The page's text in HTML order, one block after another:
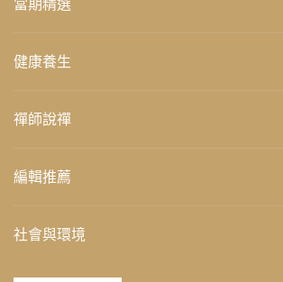
當期精選
健康養生
禪師說禪
編輯推薦
社會與環境